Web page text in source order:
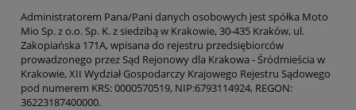
Administratorem Pana/Pani danych osobowych jest spółka Moto
Mio Sp. z o.o. Sp. K. z siedzibą w Krakowie, 30-435 Kraków, ul.
Zakopiańska 171A, wpisana do rejestru przedsiębiorców
prowadzonego przez Sąd Rejonowy dla Krakowa - Śródmieścia w
Krakowie, XII Wydział Gospodarczy Krajowego Rejestru Sądowego
pod numerem KRS: 0000570519, NIP:6793114924, REGON:
36223187400000.